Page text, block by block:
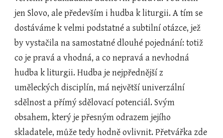
jen Slovo, ale především i hudba k liturgii. A tím se
dostáváme k velmi podstatné a subtilní otázce, jež
by vystačila na samostatné dlouhé pojednání: totiž
co je pravá a vhodná, a co nepravá a nevhodná
hudba k liturgii. Hudba je nejpřednější z
uměleckých disciplín, má největší univerzální
sdělnost a přímý sdělovací potenciál. Svým
obsahem, který je přesným odrazem jejího
skladatele, může tedy hodně ovlivnit. Přetvářka zde